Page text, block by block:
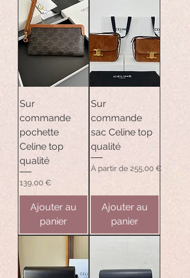
Sur
commande
pochette
Celine top
qualité
Prix
139,00 €
Ajouter au
panier
Sur
commande
sac Celine top
qualité
À partir de 255,00 €
Prix promotionnel
Ajouter au
panier